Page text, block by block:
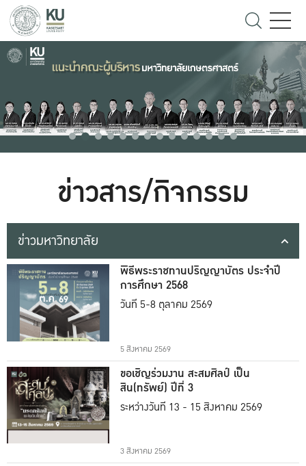
ข่าวสาร/กิจกรรม
ข่าวมหาวิทยาลัย
พิธีพระราชทานปริญญาบัตร ประจำปี
การศึกษา 2568
วันที่ 5-8 ตุลาคม 2569
5 สิงหาคม 2569
ขอเชิญร่วมงาน สะสมศิลป์ เป็น
สิน(ทรัพย์) ปีที่ 3
ระหว่างวันที่ 13 - 15 สิงหาคม 2569
3 สิงหาคม 2569